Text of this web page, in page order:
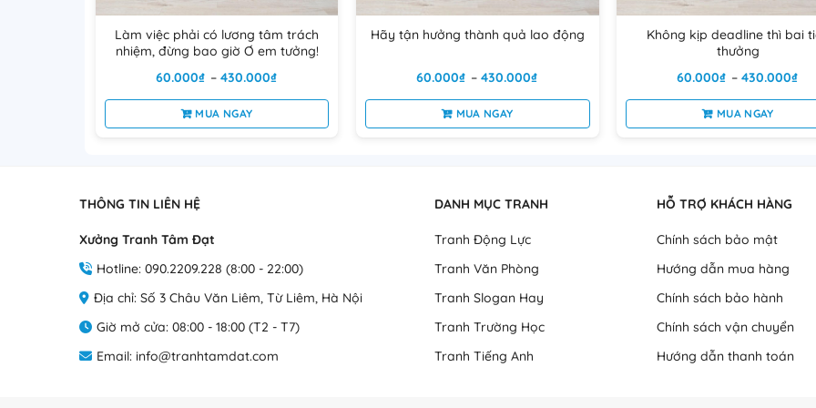
được
chọn
trên
trang
phẩm
được
chọn
trang
phẩm
được
chọn
trên
trang
phẩm
Làm việc phải có lương tâm trách
nhiệm, đừng bao giờ Ơ em tưởng!
60.000₫ – 430.000₫
từ
đến
MUA NGAY
thể.
tùy
chọn
Hãy tận hưởng thành quả lao động
60.000₫ – 430.000₫
từ
đến
MUA NGAY
có
biến
thể.
tùy
chọn
có
Không kịp deadline thì bai
thưởng
60.000₫ – 430.000₫
từ
MUA NGAY
có
biến
thể.
tùy
chọn
THÔNG TIN LIÊN HỆ
Xưởng Tranh Tâm Đạt
Hotline: 090.2209.228 (8:00 - 22:00)
Địa chỉ: Số 3 Châu Văn Liêm, Từ Liêm, Hà Nội
Giờ mở cửa: 08:00 - 18:00 (T2 - T7)
Email: info@tranhtamdat.com
DANH MỤC TRANH
Tranh Động Lực
Tranh Văn Phòng
Tranh Slogan Hay
Tranh Trường Học
Tranh Tiếng Anh
HỖ TRỢ KHÁCH HÀNG
Chính sách bảo mật
Hướng dẫn mua hàng
Chính sách bảo hành
Chính sách vận chuyển
Hướng dẫn thanh toán